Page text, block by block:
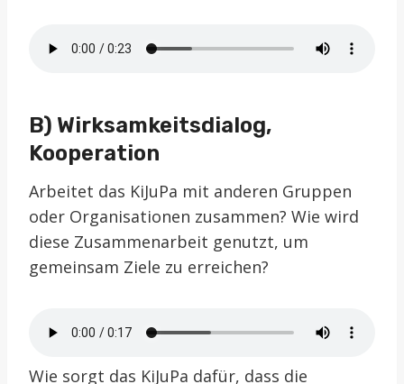
B) Wirksamkeitsdialog,
Kooperation
Arbeitet das KiJuPa mit anderen Gruppen
oder Organisationen zusammen? Wie wird
diese Zusammenarbeit genutzt, um
gemeinsam Ziele zu erreichen?
Wie sorgt das KiJuPa dafür, dass die